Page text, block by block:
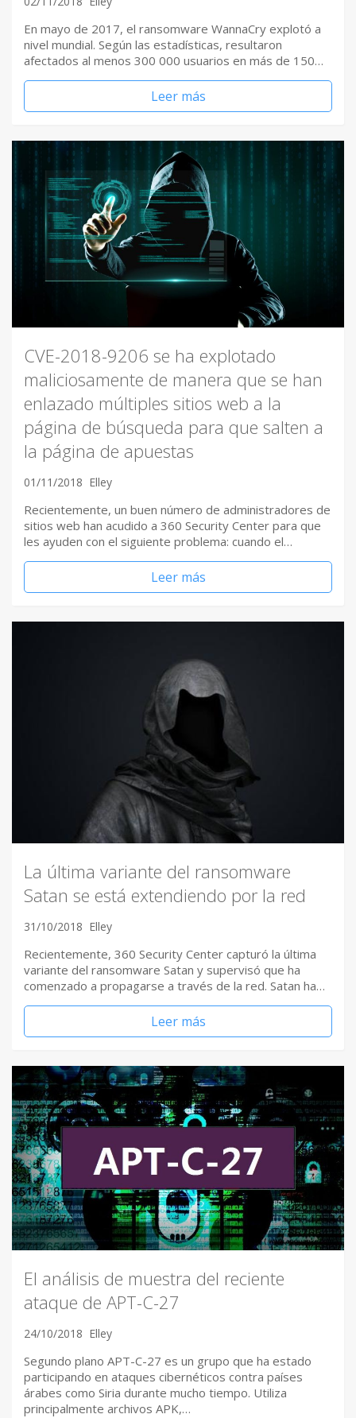
En mayo de 2017, el ransomware WannaCry explotó a
nivel mundial. Según las estadísticas, resultaron
afectados al menos 300 000 usuarios en más de 150…
Leer más
CVE-2018-9206 se ha explotado
maliciosamente de manera que se han
enlazado múltiples sitios web a la
página de búsqueda para que salten a
la página de apuestas
01/11/2018 Elley
Recientemente, un buen número de administradores de
sitios web han acudido a 360 Security Center para que
les ayuden con el siguiente problema: cuando el…
Leer más
La última variante del ransomware
Satan se está extendiendo por la red
31/10/2018 Elley
Recientemente, 360 Security Center capturó la última
variante del ransomware Satan y supervisó que ha
comenzado a propagarse a través de la red. Satan ha…
Leer más
El análisis de muestra del reciente
ataque de APT-C-27
24/10/2018 Elley
Segundo plano APT-C-27 es un grupo que ha estado
participando en ataques cibernéticos contra países
árabes como Siria durante mucho tiempo. Utiliza
principalmente archivos APK,…